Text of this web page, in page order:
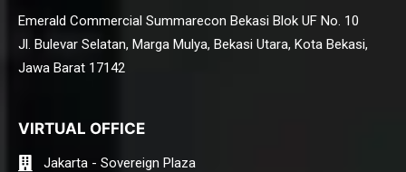
Emerald Commercial Summarecon Bekasi Blok UF No. 10
Jl. Bulevar Selatan, Marga Mulya, Bekasi Utara, Kota Bekasi,
Jawa Barat 17142
VIRTUAL OFFICE
Jakarta - Sovereign Plaza